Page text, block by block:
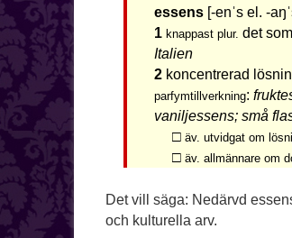
essens [-enˈs el. -
1 knappast plur. det
Italien
2koncentrerad
parfymtillverkning:
vaniljessens; små
□ äv. utvidgat om
□ äv. allmännare om
Det vill säga: Nedärvd
och kulturella arv.